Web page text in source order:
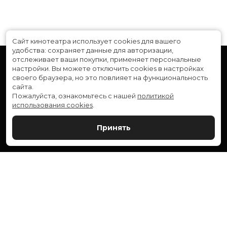
Расписание
Скоро в кино
Служба поддержки
Сайт кинотеатра использует cookies для вашего
удобства: сохраняет данные для авторизации,
отслеживает ваши покупки, применяет персональные
настройки. Вы можете отключить cookies в настройках
своего браузера, но это повлияет на функциональность
сайта.
Пожалуйста, ознакомьтесь с нашей политикой
использования cookies
Принять